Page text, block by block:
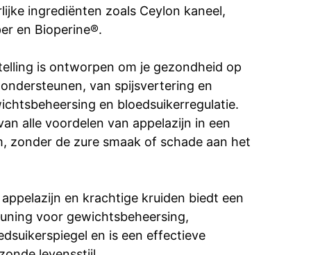
ingrediënten zoals Ceylon kaneel,
en Bioperine®.
is ontworpen om je gezondheid op
van spijsvertering en
en bloedsuikerregulatie.
alle voordelen van appelazijn in een
zonder de zure smaak of schade aan het
en krachtige kruiden biedt een
voor gewichtsbeheersing,
en is een effectieve